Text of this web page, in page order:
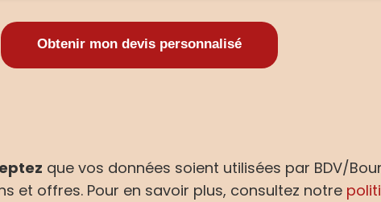
que vos données soient utilisées par BDV/
et offres. Pour en savoir plus, consultez notre